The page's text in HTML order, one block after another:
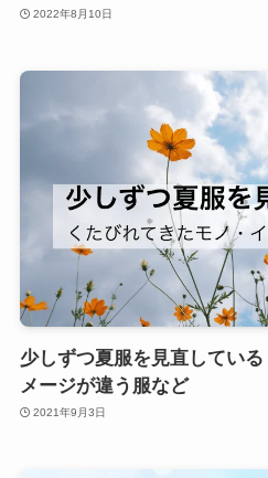
2022年8月10日
少しずつ夏服を見直してい
メージが違う服など
2021年9月3日